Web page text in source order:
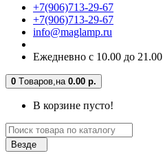
+7(906)713-29-67
+7(906)713-29-67
info@maglamp.ru
Ежедневно с 10.00 до 21.00
0 Tоваров,на 0.00 р.
В корзине пусто!
Везде